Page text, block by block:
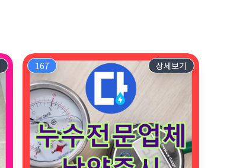
167 상세보기